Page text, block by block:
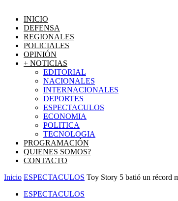
INICIO
DEFENSA
REGIONALES
POLICIALES
OPINIÓN
+ NOTICIAS
EDITORIAL
NACIONALES
INTERNACIONALES
DEPORTES
ESPECTACULOS
ECONOMIA
POLITICA
TECNOLOGIA
PROGRAMACIÓN
QUIENES SOMOS?
CONTACTO
Inicio ESPECTACULOS Toy Story 5 batió un récord
ESPECTACULOS